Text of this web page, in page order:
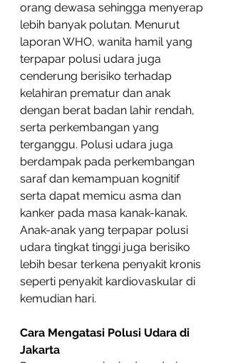
orang dewasa sehingga menyerap
lebih banyak polutan. Menurut
laporan WHO, wanita hamil yang
terpapar polusi udara juga
cenderung berisiko terhadap
kelahiran prematur dan anak
dengan berat badan lahir rendah,
serta perkembangan yang
terganggu. Polusi udara juga
berdampak pada perkembangan
saraf dan kemampuan kognitif
serta dapat memicu asma dan
kanker pada masa kanak-kanak.
Anak-anak yang terpapar polusi
udara tingkat tinggi juga berisiko
lebih besar terkena penyakit kronis
seperti penyakit kardiovaskular di
kemudian hari.
Cara Mengatasi Polusi Udara di
Jakarta